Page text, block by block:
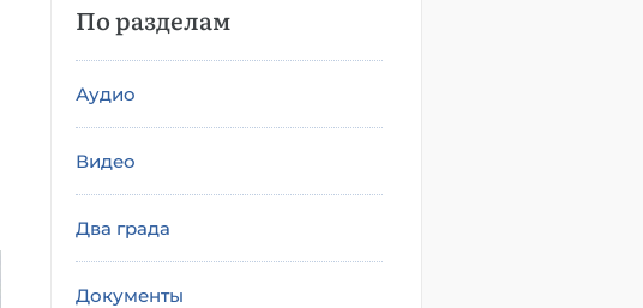
По разделам
Аудио
Видео
Два града
Документы